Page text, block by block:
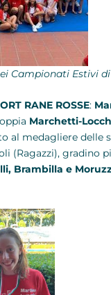
Campionati Estivi
RANE ROSSE:
Marchetti-
al medagliere delle
(Ragazzi), gradino
Brambilla e